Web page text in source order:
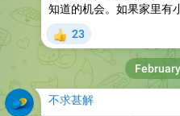
知道的机会。如果家里有
23
不求甚解